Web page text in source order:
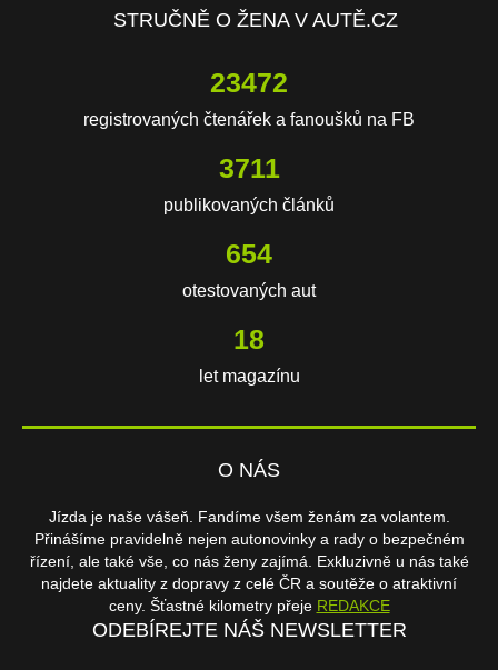
STRUČNĚ O ŽENA V AUTĚ.CZ
23472
registrovaných čtenářek a fanoušků na FB
3711
publikovaných článků
654
otestovaných aut
18
let magazínu
O NÁS
Jízda je naše vášeň. Fandíme všem ženám za volantem.
Přinášíme pravidelně nejen autonovinky a rady o bezpečném
řízení, ale také vše, co nás ženy zajímá. Exkluzivně u nás také
najdete aktuality z dopravy z celé ČR a soutěže o atraktivní
ceny. Šťastné kilometry přeje REDAKCE
ODEBÍREJTE NÁŠ NEWSLETTER